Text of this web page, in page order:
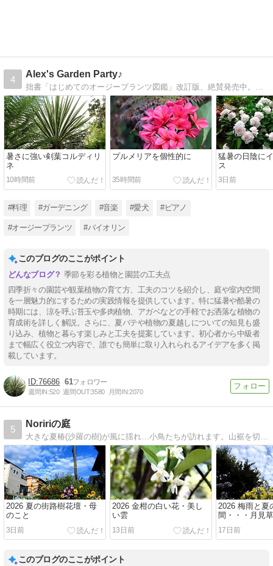
4
Alex's Garden Party♪
暑さに強い剣葉コルディリ
ネ
10時間前
プルメリアを個性的に
35時間前
猛暑の日陰に
ス
3日前
#料理 #ガーデニング #音楽 #愛犬 #ピアノ
#オージープランツ #バイオリン
このブログのここがポイント
季節を彩る植物と園芸の工夫点
四季折々の園芸や観葉植物の育て方、工夫のコツを紹介し、庭や室内空間
を一層魅力的にするための実践情報を提供しています。特に猛暑や酷暑の
時期には、涼を呼ぶ苔玉や多肉植物、アガベなどの手軽でお洒落な植物の
育成術を詳しく解説。さらに、夏バテや植物の夏越しについての知見も盛
り込み、植物と暮らす楽しみと工夫を提案しています。初心者から中級者
まで幅広く役立つ内容で、誰でも簡単に取り入れられるアイデアを多く掲
載しています。
76686 61
週間IN:520 週間OUT:3580 月間IN:2070
5
Noririの庭
大きな夏椿(沙羅の樹)が風に揺れ…小鳥たちが訪れます。山裾を切り開いた住宅地なので季節の色が空に雲にお月さまに……と感じられるのどかな庭です。
2026 夏の街路樹花壇・母
のこと
3日前
2026 金柑の白い花・美し
い雲
13日前
2026 梅雨と夏
間・・・月見
ト・白雲
17日前
このブログのここがポイント